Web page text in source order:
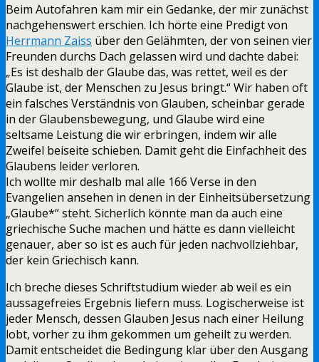
Beim Autofahren kam mir ein Gedanke, der mir zunächst
nachgehenswert erschien. Ich hörte eine Predigt von
Herrmann Zaiss über den Gelähmten, der von seinen vier
Freunden durchs Dach gelassen wird und dachte dabei:
„Es ist deshalb der Glaube das, was rettet, weil es der
Glaube ist, der Menschen zu Jesus bringt.“ Wir haben oft
ein falsches Verständnis von Glauben, scheinbar gerade
in der Glaubensbewegung, und Glaube wird eine
seltsame Leistung die wir erbringen, indem wir alle
Zweifel beiseite schieben. Damit geht die Einfachheit des
Glaubens leider verloren.
Ich wollte mir deshalb mal alle 166 Verse in den
Evangelien ansehen in denen in der Einheitsübersetzung
„Glaube*“ steht. Sicherlich könnte man da auch eine
griechische Suche machen und hätte es dann vielleicht
genauer, aber so ist es auch für jeden nachvollziehbar,
der kein Griechisch kann.
Ich breche dieses Schriftstudium wieder ab weil es ein
aussagefreies Ergebnis liefern muss. Logischerweise ist
jeder Mensch, dessen Glauben Jesus nach einer Heilung
lobt, vorher zu ihm gekommen um geheilt zu werden.
Damit entscheidet die Bedingung klar über den Ausgang